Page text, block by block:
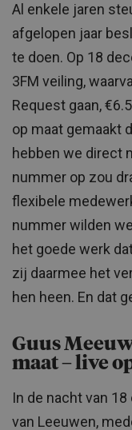
Al enkele jaren
afgelopen jaar
te doen. Op 18
3FM veiling,
Request gaan,
op maat gemaakt
hebben we direct
nummer op zou
flexibele
nummer wilden
het goede werk
zij daarmee het
hen heen. En dat
Guus
maat – live
In de nacht van
van Leeuwen,